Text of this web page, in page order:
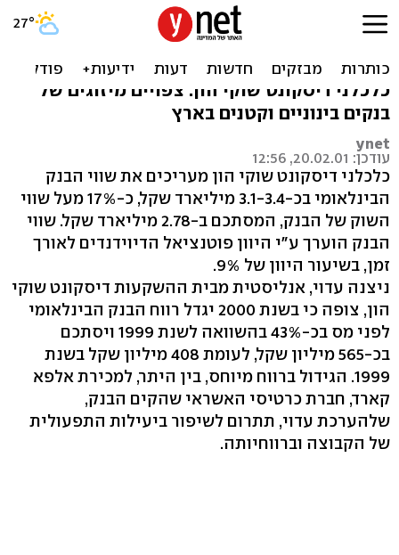
"שווי הבנק הבינלאומי גבוה
כלכלני דיסקונט שוקי הון: צפויים מיזוגים של
בנקים בינוניים וקטנים בארץ
ynet
עודכן: 20.02.01, 12:56
כלכלני דיסקונט שוקי הון מעריכים את שווי הבנק
הבינלאומי בכ-3.1-3.4 מיליארד שקל, כ-17% מעל שווי
השוק של הבנק, המסתכם ב-2.78 מיליארד שקל. שווי
הבנק הוערך ע"י היוון פוטנציאל הדיוידנדים לאורך
זמן, בשיעור היוון של 9%.
ניצנה עדוי, אנליסטית מבית ההשקעות דיסקונט שוקי
הון, צופה כי בשנת 2000 יגדל רווח הבנק הבינלאומי
לפני מס בכ-43% בהשוואה לשנת 1999 ויסתכם
בכ-565 מיליון שקל, לעומת 408 מיליון שקל בשנת
1999. הגידול ברווח מיוחס, בין היתר, למכירת אלפא
קארד, חברת כרטיסי האשראי שהקים הבנק,
שלהערכת עדוי, תתרום לשיפור ביעילות התפעולית
של הקבוצה וברווחיותה.